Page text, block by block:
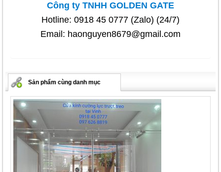
Công ty TNHH GOLDEN GATE
Hotline: 0918 45 0777 (Zalo) (24/7)
Email: haonguyen8679@gmail.com
Sản phẩm cùng danh mục